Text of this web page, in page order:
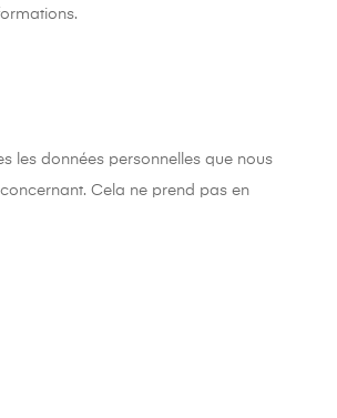
les données personnelles que nous
Cela ne prend pas en